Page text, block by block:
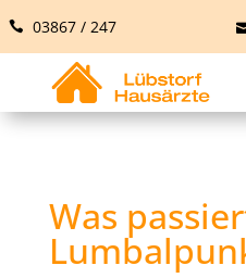
03867 / 247
Was